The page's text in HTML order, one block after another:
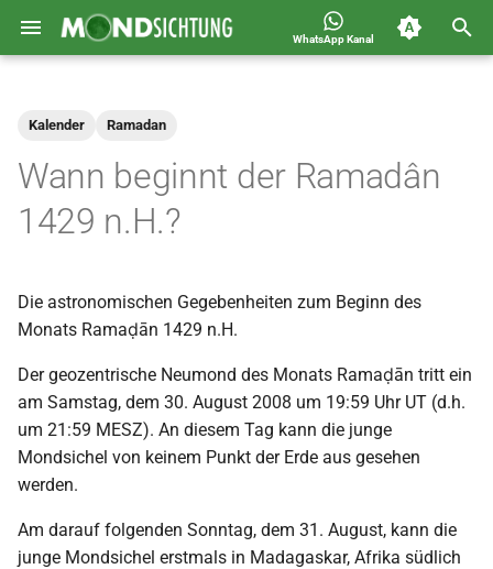
WhatsApp Kanal
h
i
i
n
t
Deutschland 1400-1449 n.H.
2024
2021
2020
2019
2018
Carousel
Sichtungen
Spot
Video
Kalender Ramadan
Wann beginnt der Ramadân
1429 n.H.?
Die astronomischen Gegebenheiten zum Beginn des
Monats Ramaḍān 1429 n.H.
Der geozentrische Neumond des Monats Ramaḍān tritt ein
am Samstag, dem 30. August 2008 um 19:59 Uhr UT (d.h.
um 21:59 MESZ). An diesem Tag kann die junge
Mondsichel von keinem Punkt der Erde aus gesehen
werden.
Am darauf folgenden Sonntag, dem 31. August, kann die
junge Mondsichel erstmals in Madagaskar, Afrika südlich